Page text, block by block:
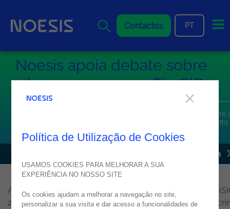
Contactos
PT
Noesis apoia debate sobre
cibersegurança no SimSIC
Regulação digital, NIS2, DORA, inteligência artificial e combate
desinformação estiveram em destaque no SimSIC 2026, evento
A Noesis marcou presença como Silver Sponsor
no
2026, o XVI Simpósio de Segurança Informática e
Política de Utilização de Cookies
USAMOS COOKIES PARA MELHORAR A SUA
EXPERIÊNCIA NO NOSSO SITE
Os cookies ajudam a melhorar a navegação no site,
personalizar a sua visita e dar acesso a funcionalidades de